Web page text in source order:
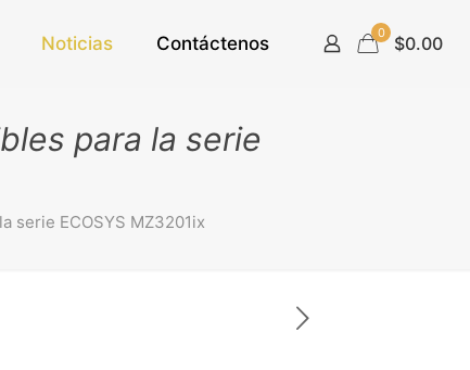
Noticias Contáctenos 0 $0.00
para la serie
serie ECOSYS MZ3201ix